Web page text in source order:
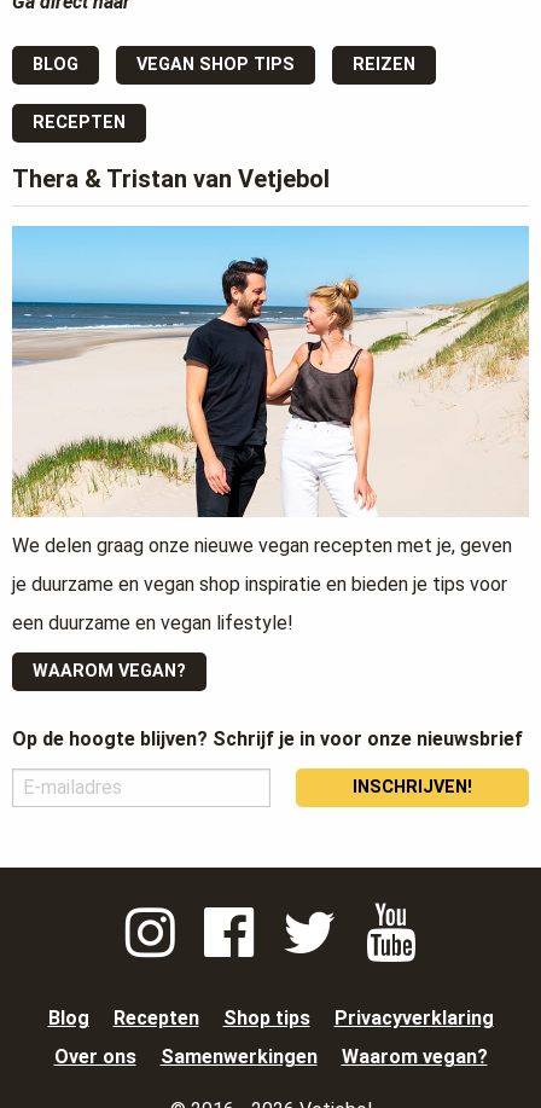
BLOG VEGAN SHOP TIPS REIZEN
RECEPTEN
Thera & Tristan van Vetjebol
We delen graag onze nieuwe vegan recepten met je, geven
je duurzame en vegan shop inspiratie en bieden je tips voor
een duurzame en vegan lifestyle!
WAAROM VEGAN?
Op de hoogte blijven? Schrijf je in voor onze nieuwsbrief
INSCHRIJVEN!
Blog Recepten Shop tips
Privacyverklaring
Over ons
Samenwerkingen Waarom vegan?